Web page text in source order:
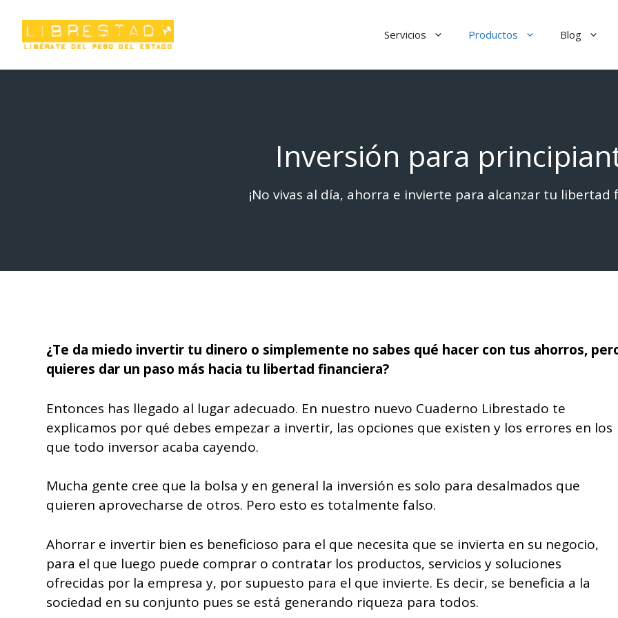
contenido
Servicios Productos Blog
Inversión para
¡No vivas al día, ahorra e invierte para alcanzar tu libertad
¿Te da miedo invertir tu dinero o simplemente no sabes qué hacer con tus ahorros,
quieres dar un paso más hacia tu libertad financiera?
Entonces has llegado al lugar adecuado. En nuestro nuevo Cuaderno Librestado te
explicamos por qué debes empezar a invertir, las opciones que existen y los errores en los
que todo inversor acaba cayendo.
Mucha gente cree que la bolsa y en general la inversión es solo para desalmados que
quieren aprovecharse de otros. Pero esto es totalmente falso.
Ahorrar e invertir bien es beneficioso para el que necesita que se invierta en su negocio,
para el que luego puede comprar o contratar los productos, servicios y soluciones
ofrecidas por la empresa y, por supuesto para el que invierte. Es decir, se beneficia a la
sociedad en su conjunto pues se está generando riqueza para todos.